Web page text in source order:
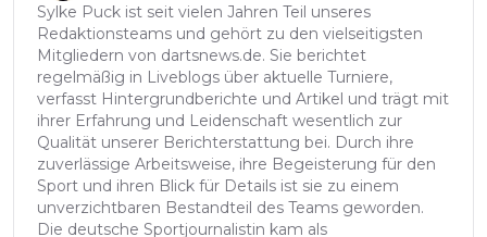
Sylke Puck ist seit vielen Jahren Teil unseres
Redaktionsteams und gehört zu den vielseitigsten
Mitgliedern von dartsnews.de. Sie berichtet
regelmäßig in Liveblogs über aktuelle Turniere,
verfasst Hintergrundberichte und Artikel und trägt mit
ihrer Erfahrung und Leidenschaft wesentlich zur
Qualität unserer Berichterstattung bei. Durch ihre
zuverlässige Arbeitsweise, ihre Begeisterung für den
Sport und ihren Blick für Details ist sie zu einem
unverzichtbaren Bestandteil des Teams geworden.
Die deutsche Sportjournalistin kam als